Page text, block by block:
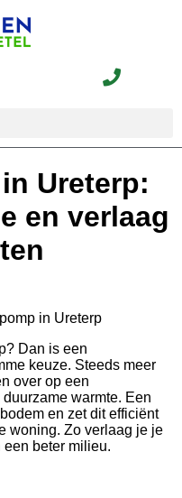
Ureterp:
en verlaag
in Ureterp
Dan is een
keuze. Steeds meer
over op een
warmte. Een
en zet dit efficiënt
woning. Zo verlaag je je
beter milieu.